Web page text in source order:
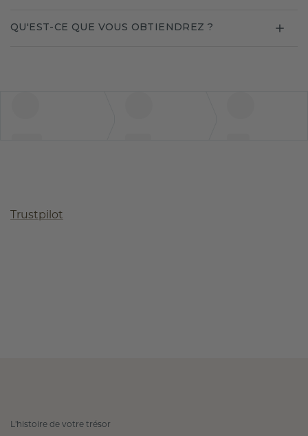
QU'EST-CE QUE VOUS OBTIENDREZ ?
Trustpilot
L'histoire de votre trésor